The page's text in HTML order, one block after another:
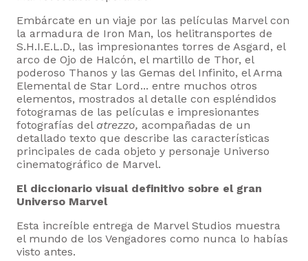
Embárcate en un viaje por las películas Marvel con
la armadura de Iron Man, los helitransportes de
S.H.I.E.L.D., las impresionantes torres de Asgard, el
arco de Ojo de Halcón, el martillo de Thor, el
poderoso Thanos y las Gemas del Infinito, el Arma
Elemental de Star Lord... entre muchos otros
elementos, mostrados al detalle con espléndidos
fotogramas de las películas e impresionantes
fotografías del atrezzo, acompañadas de un
detallado texto que describe las características
principales de cada objeto y personaje Universo
cinematográfico de Marvel.
El diccionario visual definitivo sobre el gran
Universo Marvel
Esta increíble entrega de Marvel Studios muestra
el mundo de los Vengadores como nunca lo habías
visto antes.